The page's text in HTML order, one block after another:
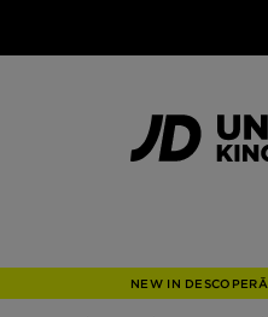
NEW IN DESCOPERĂ